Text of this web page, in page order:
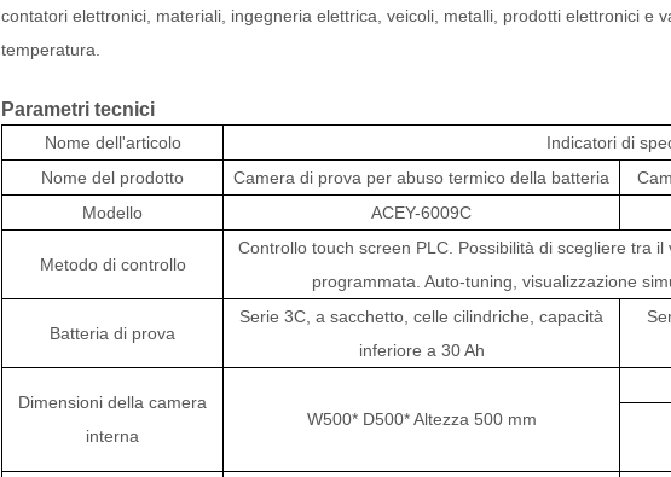
contatori elettronici, materiali, ingegneria elettrica, veicoli, metalli, prodotti elettronici e
temperatura.
Parametri tecnici
Nome dell'articolo
Indicatori di
Nome del prodotto
Camera di prova per abuso termico della batteria
Modello
ACEY-6009C
Metodo di controllo
Controllo touch screen PLC. Possibilità di scegliere tra
programmata. Auto-tuning, visualizzazione
Batteria di prova
Serie 3C, a sacchetto, celle cilindriche, capacità
inferiore a 30 Ah
Dimensioni della camera
interna
W500* D500*Altezza 500 mm